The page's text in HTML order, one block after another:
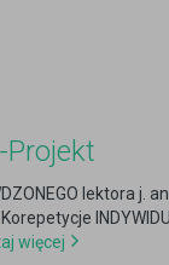
Projekt
lektora j.
więcej